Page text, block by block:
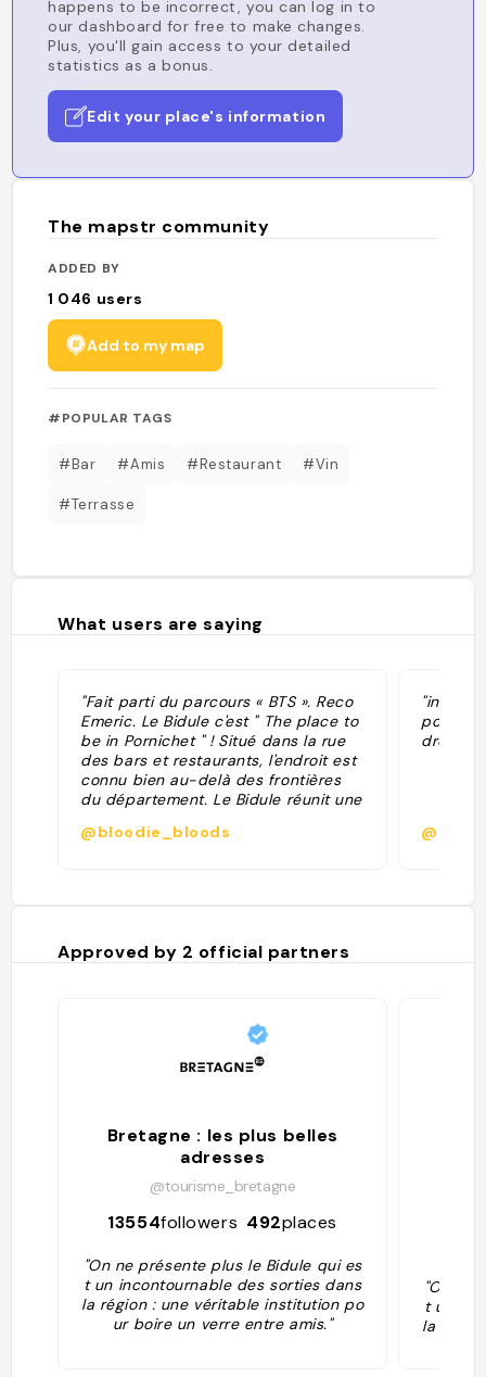
happens to be incorrect, you can log in to
our dashboard for free to make changes.
Plus, you'll gain access to your detailed
statistics as a bonus.
Edit your place's information
The mapstr community
ADDED BY
1 046 users
Add to my map
#POPULAR TAGS
#Bar #Amis #Restaurant #Vin
#Terrasse
What users are saying
"Fait parti du parcours « BTS ». Reco
Emeric. Le Bidule c'est " The place to
be in Pornichet " ! Situé dans la rue
des bars et restaurants, l'endroit est
connu bien au-delà des frontières
du département. Le Bidule réunit une
L'ambiance est ultra-conviviale et
encore. L'endroit est particulièrement
@bloodie_bloods
potes le
drôle "
@
Approved by 2 official partners
Bretagne : les plus belles
adresses
@tourisme_bretagne
13554followers 492places
"On ne présente plus le Bidule qui es
t un incontournable des sorties dans
la région : une véritable institution po
ur boire un verre entre amis."
"On ne
t un
la